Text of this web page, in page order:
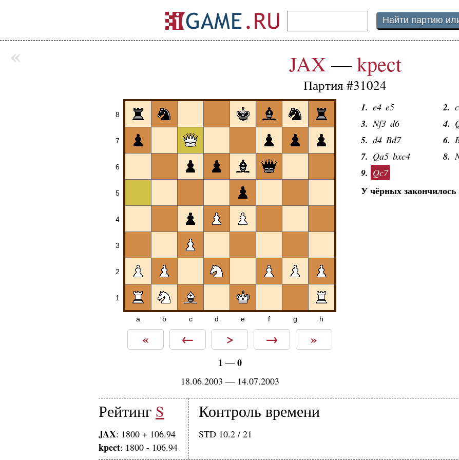
JAX—kpect
Партия #31024
8
7
6
5
4
3
2
1
a b c d e f g h
« ← > → »
1 — 0
18.06.2003 — 14.07.2003
1. e4 e5 2.
3. Nf3 d6 4.
5. d4 Bd7 6.
7. Qa5 bxc4 8.
9. Qc7
У чёрных
Рейтинг S
JAX: 1800 + 106.94
kpect: 1800 - 106.94
Контроль времени
STD 10.2 / 21
«